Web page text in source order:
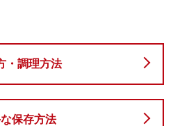
・調理方法
な保存方法